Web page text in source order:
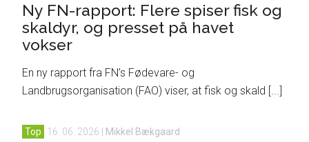
Ny FN-rapport: Flere spiser fisk og
skaldyr, og presset på havet
vokser
En ny rapport fra FN’s Fødevare- og
Landbrugsorganisation (FAO) viser, at fisk og skald [...]
Top 16. 06. 2026 Mikkel Bækgaard